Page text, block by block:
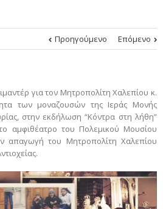
Προηγούμενο Επόμενο
για τον Μητροπολίτη Χαλεπίου κ.
των μοναζουσών της Ιεράς Μονής
στην εκδήλωση “Κόντρα στη λήθη”
αμφιθέατρο του Πολεμικού Μουσίου
απαγωγή του Μητροπολίτη Χαλεπίου